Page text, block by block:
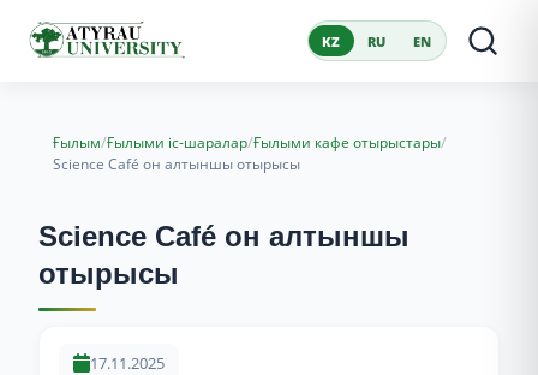
KZ RU EN
Ғылым/Ғылыми іс-шаралар/Ғылыми кафе отырыстары/
Science Café он алтыншы отырысы
Science Café он алтыншы
отырысы
17.11.2025